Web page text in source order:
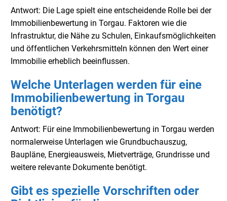
Antwort: Die Lage spielt eine entscheidende Rolle bei der
Immobilienbewertung in Torgau. Faktoren wie die
Infrastruktur, die Nähe zu Schulen, Einkaufsmöglichkeiten
und öffentlichen Verkehrsmitteln können den Wert einer
Immobilie erheblich beeinflussen.
Welche Unterlagen werden für eine
Immobilienbewertung in Torgau
benötigt?
Antwort: Für eine Immobilienbewertung in Torgau werden
normalerweise Unterlagen wie Grundbuchauszug,
Baupläne, Energieausweis, Mietverträge, Grundrisse und
weitere relevante Dokumente benötigt.
Gibt es spezielle Vorschriften oder